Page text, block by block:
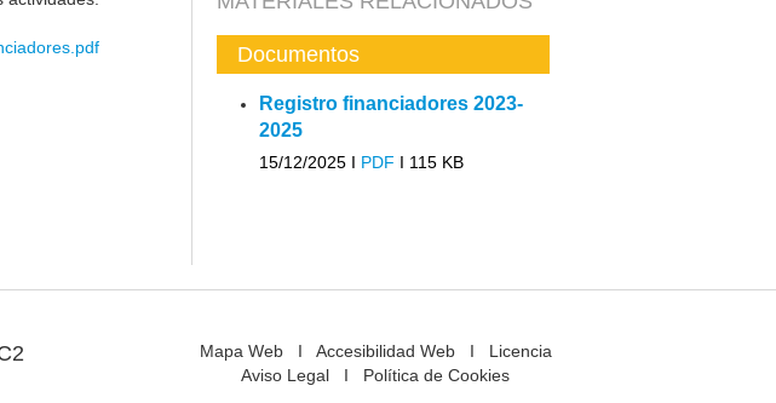
Documentos
Registro financiadores 2023-
2025
15/12/2025 I PDF I 115 KB
Mapa WebI Accesibilidad WebI Licencia
Aviso Legal I Política de Cookies